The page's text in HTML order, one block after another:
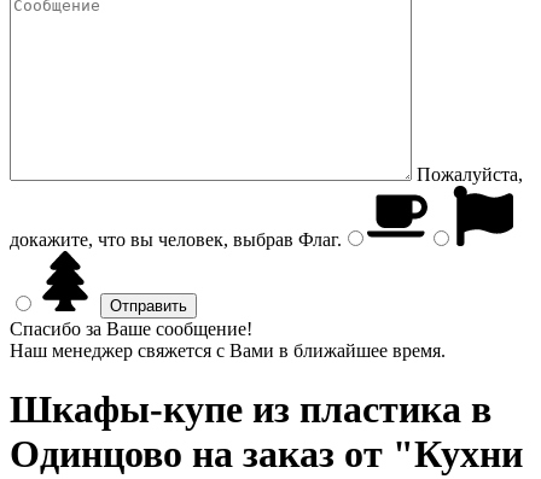
Пожалуйста,
докажите, что вы человек, выбрав Флаг.
Спасибо за Ваше сообщение!
Наш менеджер свяжется с Вами в ближайшее время.
Шкафы-купе из пластика в
Одинцово на заказ от "Кухни